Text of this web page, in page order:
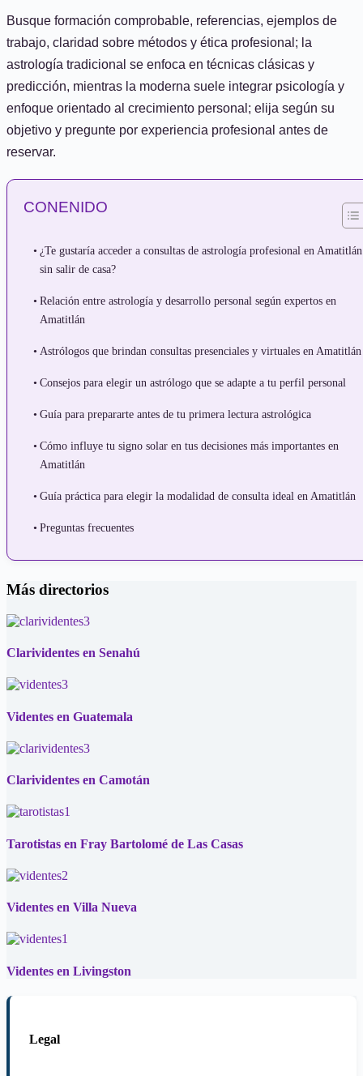
Busque formación comprobable, referencias, ejemplos de
trabajo, claridad sobre métodos y ética profesional; la
astrología tradicional se enfoca en técnicas clásicas y
predicción, mientras la moderna suele integrar psicología y
enfoque orientado al crecimiento personal; elija según su
objetivo y pregunte por experiencia profesional antes de
reservar.
CONENIDO
¿Te gustaría acceder a consultas de astrología profesional en Amatitlán
sin salir de casa?
Relación entre astrología y desarrollo personal según expertos en
Amatitlán
Astrólogos que brindan consultas presenciales y virtuales en Amatitlán
Consejos para elegir un astrólogo que se adapte a tu perfil personal
Guía para prepararte antes de tu primera lectura astrológica
Cómo influye tu signo solar en tus decisiones más importantes en
Amatitlán
Guía práctica para elegir la modalidad de consulta ideal en Amatitlán
Preguntas frecuentes
Más directorios
Clarividentes en Senahú
Videntes en Guatemala
Clarividentes en Camotán
Tarotistas en Fray Bartolomé de Las Casas
Videntes en Villa Nueva
Videntes en Livingston
Legal